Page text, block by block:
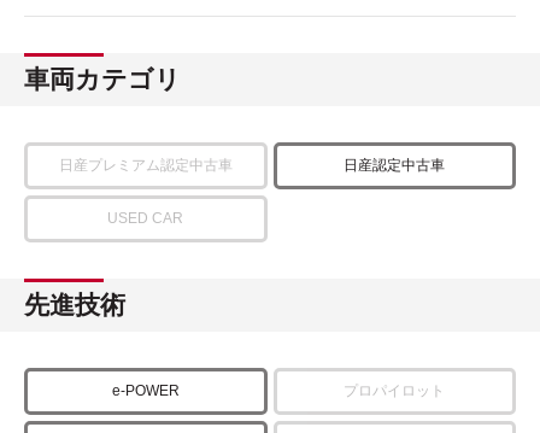
車両カテゴリ
日産プレミアム認定中古車 日産認定中古車
USED CAR
先進技術
e-POWER プロパイロット